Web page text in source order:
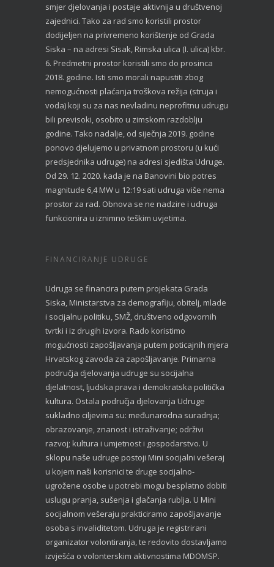
smjer djelovanja i postaje aktivnija u društvenoj
zajednici. Tako za rad smo koristili prostor
dodijeljen na privremeno korištenje od Grada
Siska – na adresi Sisak, Rimska ulica (I. ulica) kbr.
6. Predmetni prostor koristili smo do prosinca
2018. godine. Isti smo morali napustiti zbog
nemogućnosti plaćanja troškova režija (struja i
voda) koji su za nas nevladinu neprofitnu udrugu
bili previsoki, osobito u zimskom razdoblju
godine. Tako nadalje, od siječnja 2019. godine
ponovo djelujemo u privatnom prostoru (u kući
predsjednika udruge) na adresi sjedišta Udruge.
Od 29. 12. 2020. kada je na Banovini bio potres
magnitude 6,4 MW u 12:19 sati udruga više nema
prostor za rad. Obnova se ne nadzire i udruga
funkcionira u iznimno teškim uvjetima.
FINANCIRANJE UDRUGE
Udruga se financira putem projekata Grada
Siska, Ministarstva za demografiju, obitelj, mlade
i socijalnu politiku, SMŽ, društveno odgovornih
tvrtki i iz drugih izvora. Rado koristimo
mogućnosti zapošljavanja putem poticajnih mjera
Hrvatskog zavoda za zapošljavanje. Primarna
područja djelovanja udruge su socijalna
djelatnost, ljudska prava i demokratska politička
kultura. Ostala područja djelovanja Udruge
sukladno ciljevima su: međunarodna suradnja;
obrazovanje, znanost i istraživanje; održivi
razvoj; kultura i umjetnost i gospodarstvo. U
sklopu naše udruge postoji Mini socijalni vešeraj
u kojem naši korisnici te druge socijalno-
ugrožene osobe u potrebi mogu besplatno dobiti
uslugu pranja, sušenja i glačanja rublja. U Mini
socijalnom vešeraju prakticiramo zapošljavanje
osoba s invaliditetom. Udruga je registrirani
organizator volontiranja, te redovito dostavljamo
izvješća o volonterskim aktivnostima MDOMSP.